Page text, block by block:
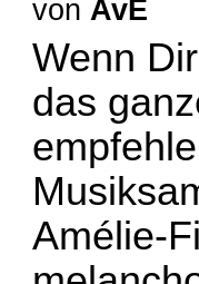
von AvE
Wenn
das
Amélie-